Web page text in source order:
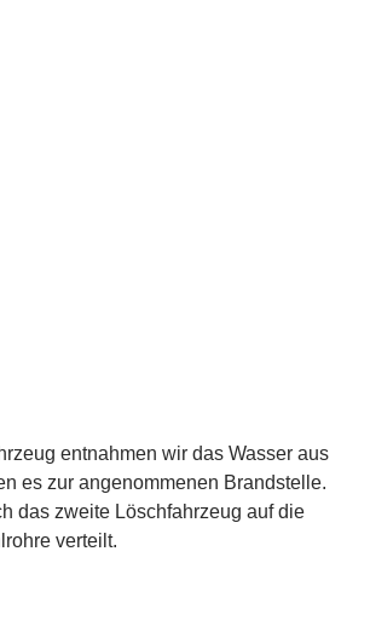
entnahmen wir das Wasser aus
es zur angenommenen Brandstelle.
das zweite Löschfahrzeug auf die
verteilt.